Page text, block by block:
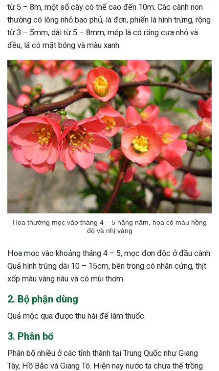
sau sinh là tình trạng viêm da
phổ biến, khiến đôi bàn tay,
của chị em trở nên khô...
từ 5 – 8m, một số cây có thể cao đến 10m. Các cành non
thường có lông nhỏ bao phủ, lá đơn, phiến lá hình trứng, rộng
từ 3 – 5mm, dài từ 5 – 8mm, mép lá có răng cưa nhỏ và
đều, lá có mặt bóng và màu xanh.
Hoa thường mọc vào tháng 4 – 5 hằng năm, hoa có màu hồng
đỏ và nhị vàng
Hoa mọc vào khoảng tháng 4 – 5, mọc đơn độc ở đầu cành.
Quả hình trứng dài 10 – 15cm, bên trong có nhân cứng, thịt
xốp màu vàng nâu và có mùi thơm.
2. Bộ phận dùng
Quả mộc qua được thu hái để làm thuốc.
3. Phân bố
Phân bố nhiều ở các tỉnh thành tại Trung Quốc như Giang
Tây, Hồ Bắc và Giang Tô. Hiện nay nước ta chưa thể trồng